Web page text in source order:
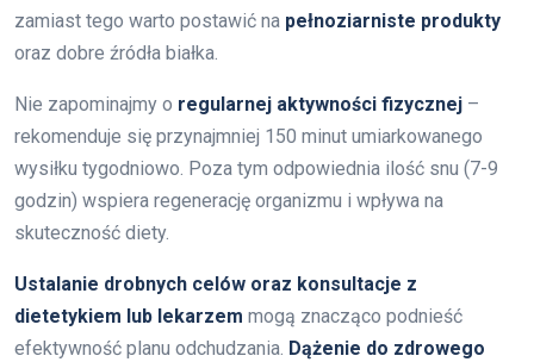
zamiast tego warto postawić na pełnoziarniste produkty
oraz dobre źródła białka.
Nie zapominajmy o regularnej aktywności fizycznej –
rekomenduje się przynajmniej 150 minut umiarkowanego
wysiłku tygodniowo. Poza tym odpowiednia ilość snu (7-9
godzin) wspiera regenerację organizmu i wpływa na
skuteczność diety.
Ustalanie drobnych celów oraz konsultacje z
dietetykiem lub lekarzem mogą znacząco podnieść
efektywność planu odchudzania. Dążenie do zdrowego